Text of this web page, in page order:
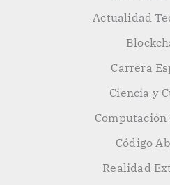
Actualidad
Carrera
Ciencia y
Computación
Código
Realidad